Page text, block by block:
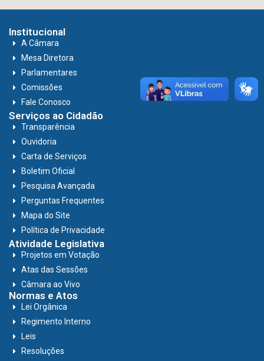
Institucional
A Câmara
Mesa Diretora
Parlamentares
Comissões
Fale Conosco
Serviços ao Cidadão
Transparência
Ouvidoria
Carta de Serviços
Boletim Oficial
Pesquisa Avançada
Perguntas Frequentes
Mapa do Site
Política de Privacidade
Atividade Legislativa
Projetos em Votação
Atas das Sessões
Câmara ao Vivo
Normas e Atos
Lei Orgânica
Regimento Interno
Leis
Resoluções